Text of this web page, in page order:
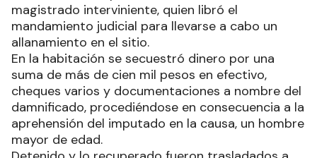
magistrado interviniente, quien libró el
mandamiento judicial para llevarse a cabo un
allanamiento en el sitio.
En la habitación se secuestró dinero por una
suma de más de cien mil pesos en efectivo,
cheques varios y documentaciones a nombre del
damnificado, procediéndose en consecuencia a la
aprehensión del imputado en la causa, un hombre
mayor de edad.